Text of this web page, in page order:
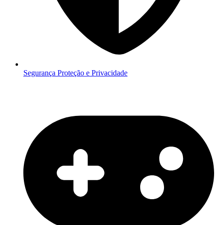
Segurança Proteção e Privacidade